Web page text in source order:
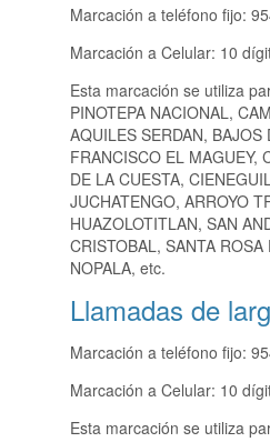
Marcación a teléfono fijo:
Marcación a Celular: 10
Esta marcación se utiliza
PINOTEPA NACIONAL,
AQUILES SERDAN,
FRANCISCO EL MAGUEY,
DE LA CUESTA,
JUCHATENGO, ARROYO
HUAZOLOTITLAN, SAN
CRISTOBAL, SANTA
NOPALA, etc.
Llamadas de
Marcación a teléfono fijo:
Marcación a Celular: 10
Esta marcación se utiliza